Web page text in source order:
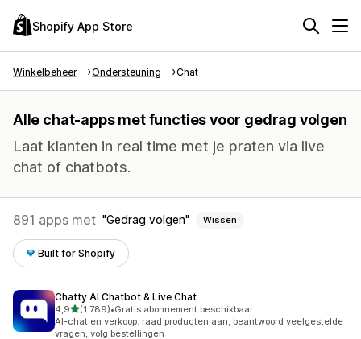
Shopify App Store
Winkelbeheer Ondersteuning Chat
Alle chat-apps met functies voor gedrag volgen
Laat klanten in real time met je praten via live
chat of chatbots.
891 apps met Gedrag volgen Wissen
Built for Shopify
Chatty AI Chatbot & Live Chat
4,9van 5 sterren
(1.789)
1789 recensies in totaal
•Gratis abonnement beschikbaar
AI-chat en verkoop: raad producten aan, beantwoord veelgestelde
vragen, volg bestellingen